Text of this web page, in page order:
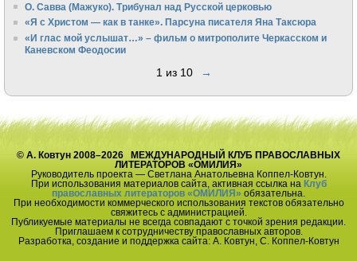
О. Савва (Мажуко). Трибунал над Русской церковью
«Я с Христом — как в танке». Парсуна писателя Яна Таксюра
«И глас мой услышат…» – фильм о митрополите Черкасском и
Каневском Феодосии
1 из 10 →
© А. Ковтун 2008–2026 МЕЖДУНАРОДНЫЙ КЛУБ ПРАВОСЛАВНЫХ
ЛИТЕРАТОРОВ «ОМИЛИЯ»
Руководитель проекта — Светлана Анатольевна Коппел-Ковтун.
При использования материалов сайта, активная ссылка на Клуб
православных литераторов «ОМИЛИЯ» обязательна.
При необходимости коммерческого использования текстов обязательно
свяжитесь с администрацией.
Публикуемые материалы не всегда совпадают с точкой зрения редакции.
Приглашаем к сотрудничеству православных авторов.
Разработка, создание и поддержка сайта: А. Ковтун, С. Коппел-Ковтун